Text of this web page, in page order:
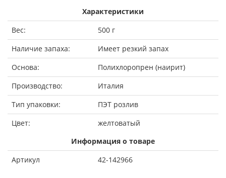
Характеристики
Вес:
500 г
Наличие запаха:
Имеет резкий запах
Основа:
Полихлоропрен (наирит)
Производство:
Италия
Тип упаковки:
ПЭТ розлив
Цвет:
желтоватый
Информация о товаре
Артикул
42-142966